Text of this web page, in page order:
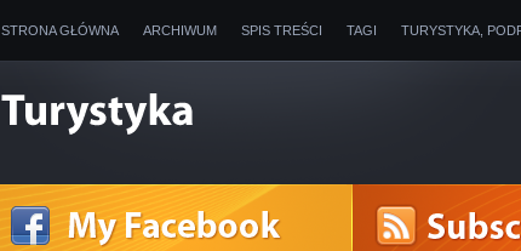
STRONA GŁÓWNA ARCHIWUM SPIS TREŚCI TAGI TURYSTYKA,